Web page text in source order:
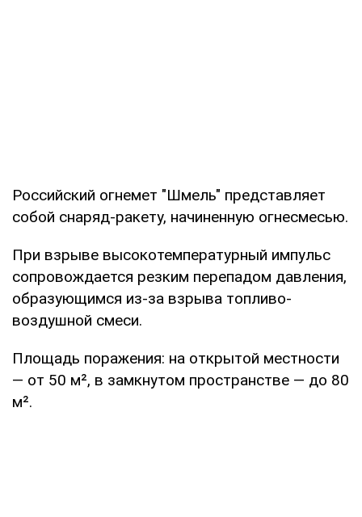
Российский огнемет "Шмель" представляет
собой снаряд-ракету, начиненную огнесмесью.
При взрыве высокотемпературный импульс
сопровождается резким перепадом давления,
образующимся из-за взрыва топливо-
воздушной смеси.
Площадь поражения: на открытой местности
— от 50 м², в замкнутом пространстве — до 80
м².